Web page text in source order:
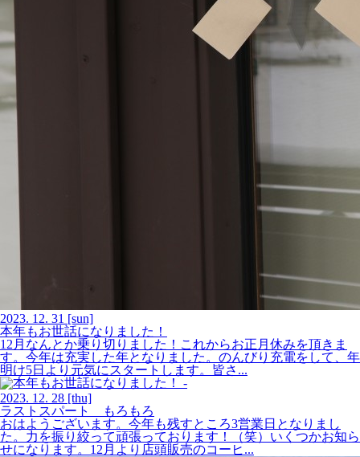
2023. 12. 31 [sun]
本年もお世話になりました！
12月なんとか乗り切りました！これからお正月休みを頂きま
す。今年は充実した年となりました。のんびり充電をして、年
明け5日より元気にスタートします。皆さ...
2023. 12. 28 [thu]
ラストスパート もろもろ
おはようございます。今年も残すところ3営業日となりまし
た。力を振り絞って頑張っております！（笑）いくつかお知ら
せになります。12月より店頭販売のコーヒ...